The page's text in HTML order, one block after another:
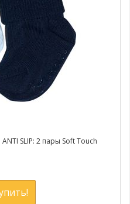
SLIP: 2 пары Soft Touch